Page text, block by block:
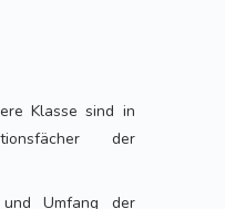
Klasse sind in
der
Umfang der